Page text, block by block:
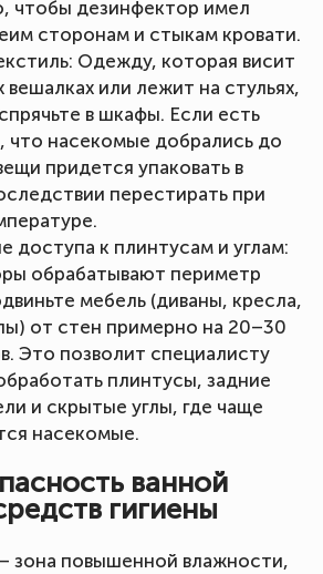
чтобы дезинфектор имел
сторонам и стыкам кровати.
Одежду, которая висит
вешалках или лежит на стульях,
в шкафы. Если есть
что насекомые добрались до
придется упаковать в
перестирать при
доступа к плинтусам и углам:
обрабатывают периметр
мебель (диваны, кресла,
от стен примерно на 20–30
Это позволит специалисту
плинтусы, задние
и скрытые углы, где чаще
насекомые.
ванной
гигиены
зона повышенной влажности,